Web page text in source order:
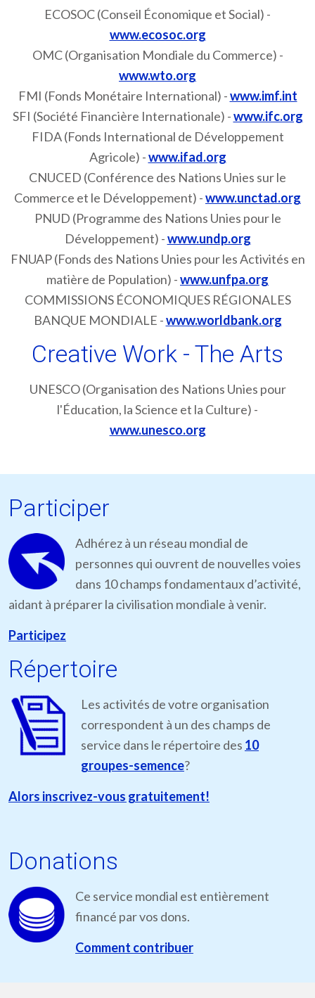
ECOSOC (Conseil Économique et Social) -
www.ecosoc.org
OMC (Organisation Mondiale du Commerce) -
www.wto.org
FMI (Fonds Monétaire International) -www.imf.int
SFI (Société Financière Internationale) -www.ifc.org
FIDA (Fonds International de Développement
Agricole) -www.ifad.org
CNUCED (Conférence des Nations Unies sur le
Commerce et le Développement) -www.unctad.org
PNUD (Programme des Nations Unies pour le
Développement) -www.undp.org
FNUAP (Fonds des Nations Unies pour les Activités en
matière de Population) -www.unfpa.org
COMMISSIONS ÉCONOMIQUES RÉGIONALES
BANQUE MONDIALE -www.worldbank.org
Creative Work - The Arts
UNESCO (Organisation des Nations Unies pour
l'Éducation, la Science et la Culture) -
www.unesco.org
Participer
Adhérez à un réseau mondial de
personnes qui ouvrent de nouvelles voies
dans 10 champs fondamentaux d’activité,
aidant à préparer la civilisation mondiale à venir.
Participez
Répertoire
Les activités de votre organisation
correspondent à un des champs de
service dans le répertoire des 10
groupes-semence?
Alors inscrivez-vous gratuitement!
Donations
Ce service mondial est entièrement
financé par vos dons.
Comment contribuer